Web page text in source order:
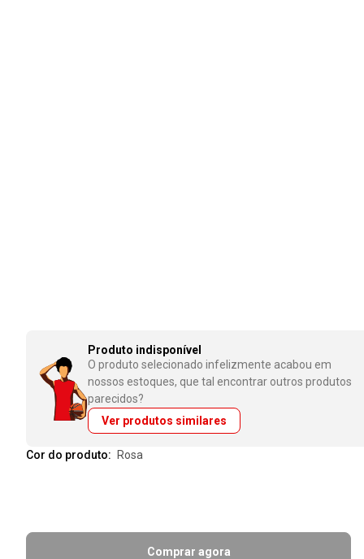
Produto indisponível
O produto selecionado infelizmente acabou em
nossos estoques, que tal encontrar outros produtos
parecidos?
Ver produtos similares
Cor do produto: rosa
Comprar agora